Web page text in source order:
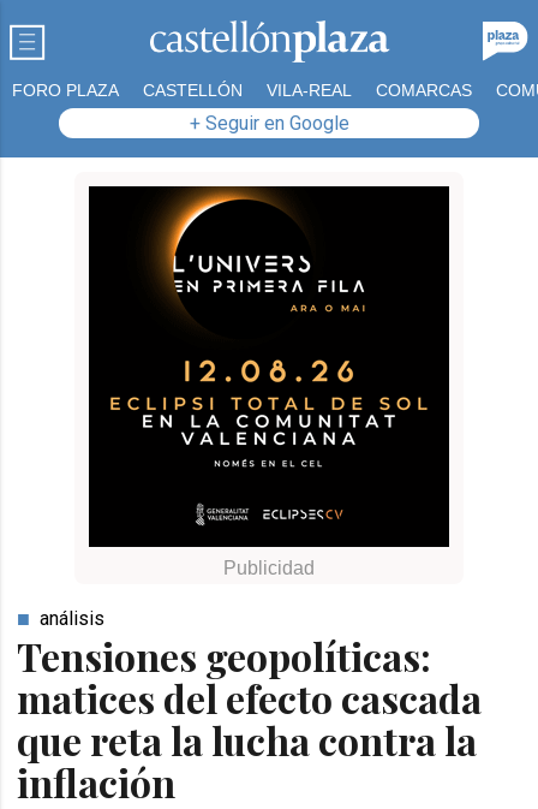
FORO PLAZA CASTELLÓN VILA-REAL COMARCAS
+ Seguir en Google
Tensiones geopolíticas:
matices del efecto cascada
que reta la lucha contra la
inflación
análisis